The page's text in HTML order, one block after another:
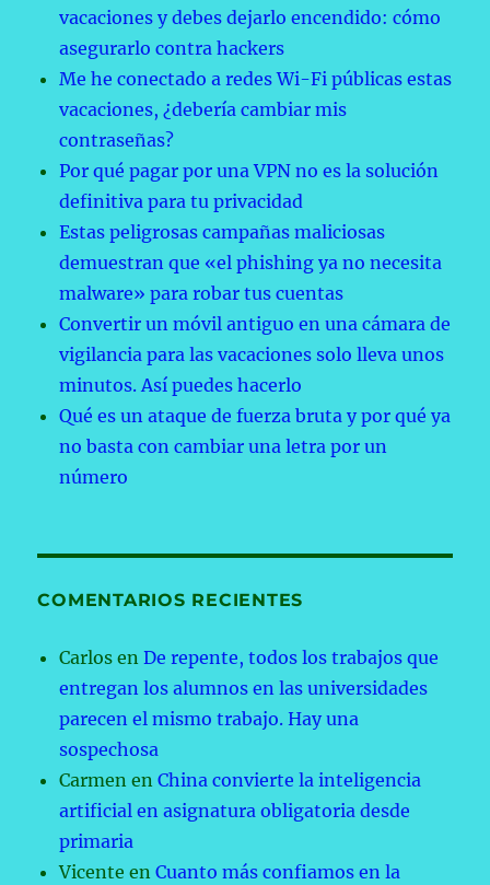
vacaciones y debes dejarlo encendido: cómo
asegurarlo contra hackers
Me he conectado a redes Wi-Fi públicas estas
vacaciones, ¿debería cambiar mis
contraseñas?
Por qué pagar por una VPN no es la solución
definitiva para tu privacidad
Estas peligrosas campañas maliciosas
demuestran que «el phishing ya no necesita
malware» para robar tus cuentas
Convertir un móvil antiguo en una cámara de
vigilancia para las vacaciones solo lleva unos
minutos. Así puedes hacerlo
Qué es un ataque de fuerza bruta y por qué ya
no basta con cambiar una letra por un
número
COMENTARIOS RECIENTES
Carlos enDe repente, todos los trabajos que
entregan los alumnos en las universidades
parecen el mismo trabajo. Hay una
sospechosa
Carmen enChina convierte la inteligencia
artificial en asignatura obligatoria desde
primaria
Vicente enCuanto más confiamos en la